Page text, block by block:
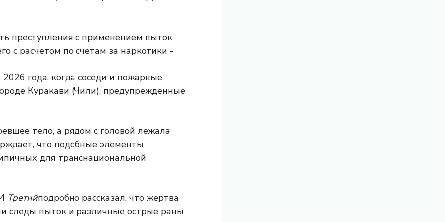
года, когда соседи и пожарные
Куракави (Чили), предупрежденные
тело, а рядом с головой лежала
что подобные элементы
для транснациональной
Третийподробно рассказал, что жертва
следы пыток и различные острые раны